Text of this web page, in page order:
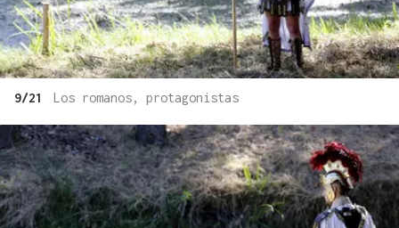
9/21 Los romanos, protagonistas